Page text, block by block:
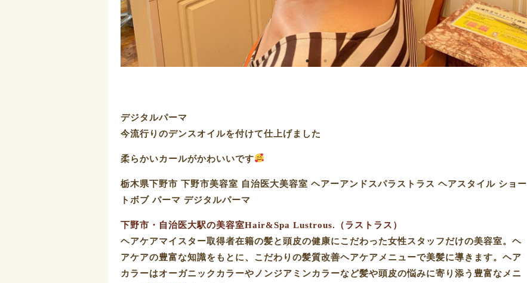
デジタルパーマ
今流行りのデンスオイルを付けて仕上げました️
柔らかいカールがかわいいです
栃木県下野市 下野市美容室 自治医大美容室 ヘアーアンドスパラストラス ヘアスタイル ショー
トボブ パーマ デジタルパーマ
下野市・自治医大駅の美容室Hair&Spa Lustrous.（ラストラス）
ヘアケアマイスター取得者在籍の髪と頭皮の健康にこだわった女性スタッフだけの美容室。ヘ
アケアの豊富な知識をもとに、こだわりの髪質改善ヘアケアメニューで美髪に導きます。ヘア
カラーはオーガニックカラーやノンジアミンカラーなど髪や頭皮の悩みに寄り添う豊富なメニ